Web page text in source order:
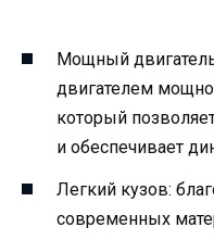
Мощный
двигателем
который
и обеспечивает
Легкий кузов:
современных